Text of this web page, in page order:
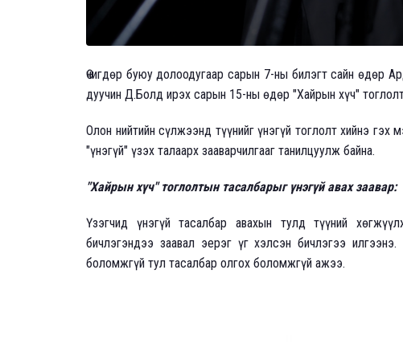
Өчигдөр буюу долоодугаар сарын 7-ны билэгт сайн өдөр
дуучин Д.Болд ирэх сарын 15-ны өдөр "Хайрын хүч"
Олон нийтийн сүлжээнд түүнийг үнэгүй тоглолт хийнэ
"үнэгүй" үзэх талаарх зааварчилгааг танилцуулж байна.
"Хайрын хүч" тоглолтын тасалбарыг үнэгүй авах заавар:
Үзэгчид үнэгүй тасалбар авахын тулд түүний
бичлэгэндээ заавал эерэг үг хэлсэн бичлэгээ
боломжгүй тул тасалбар олгох боломжгүй ажээ.